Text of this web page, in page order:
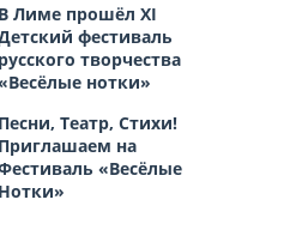
В Лиме прошёл XI
фестиваль
русского творчества
нотки»
Песни, Театр, Стихи!
Приглашаем на
«Весёлые
Нотки»